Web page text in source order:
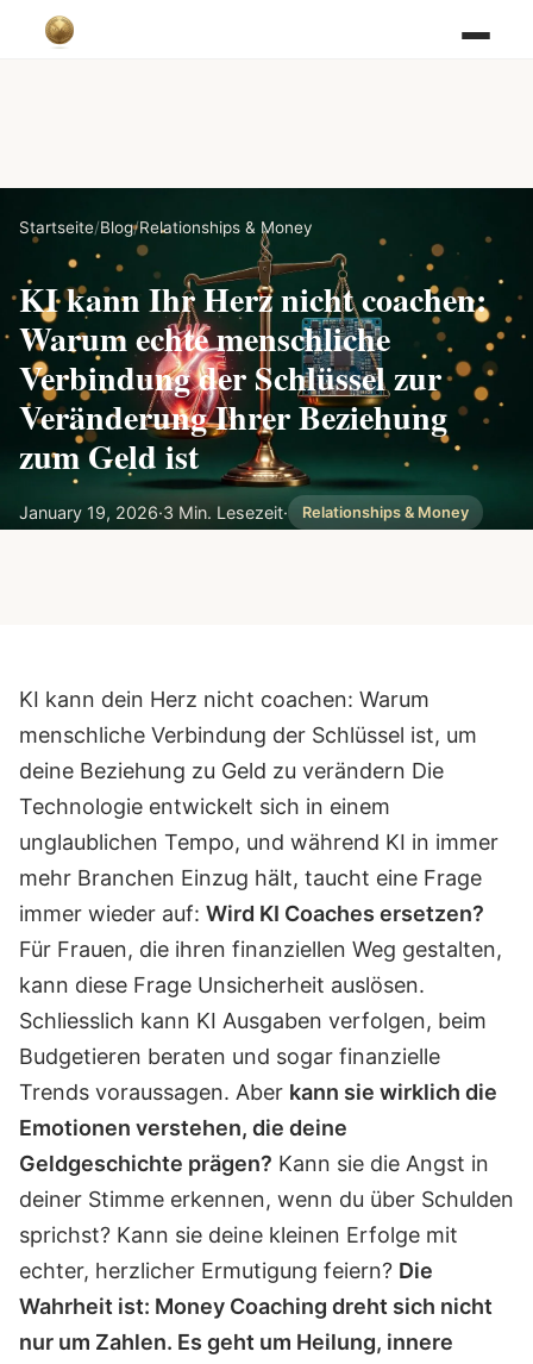
Startseite/Blog/Relationships & Money
KI kann Ihr Herz nicht coachen:
Warum echte menschliche
Verbindung der Schlüssel zur
Veränderung Ihrer Beziehung
zum Geld ist
January 19, 2026·3 Min. Lesezeit· Relationships & Money
KI kann dein Herz nicht coachen: Warum
menschliche Verbindung der Schlüssel ist, um
deine Beziehung zu Geld zu verändern Die
Technologie entwickelt sich in einem
unglaublichen Tempo, und während KI in immer
mehr Branchen Einzug hält, taucht eine Frage
immer wieder auf: Wird KI Coaches ersetzen?
Für Frauen, die ihren finanziellen Weg gestalten,
kann diese Frage Unsicherheit auslösen.
Schliesslich kann KI Ausgaben verfolgen, beim
Budgetieren beraten und sogar finanzielle
Trends voraussagen. Aber kann sie wirklich die
Emotionen verstehen, die deine
Geldgeschichte prägen? Kann sie die Angst in
deiner Stimme erkennen, wenn du über Schulden
sprichst? Kann sie deine kleinen Erfolge mit
echter, herzlicher Ermutigung feiern? Die
Wahrheit ist: Money Coaching dreht sich nicht
nur um Zahlen. Es geht um Heilung, innere